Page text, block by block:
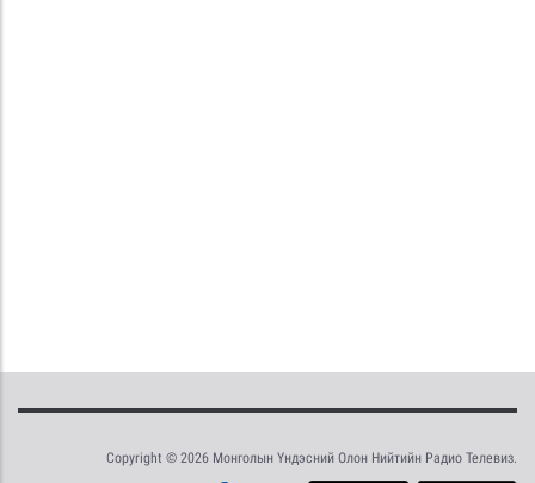
Copyright © 2026 Монголын Үндэсний Олон Нийтийн Радио Телевиз.